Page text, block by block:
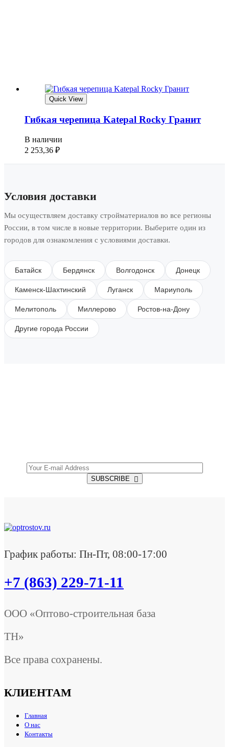
Quick View
Гибкая черепица Katepal Rocky Гранит
В наличии
2 253,36 ₽
Условия доставки
Мы осуществляем доставку стройматериалов во все регионы
России, в том числе в новые территории. Выберите один из
городов для ознакомления с условиями доставки.
Батайск Бердянск Волгодонск Донецк
Каменск-Шахтинский Луганск Мариуполь
Мелитополь Миллерово Ростов-на-Дону
Другие города России
SUBSCRIBE
График работы: Пн-Пт, 08:00-17:00
+7 (863) 229-71-11
ООО «Оптово-строительная база
ТН»
Все права сохранены.
КЛИЕНТАМ
Главная
О нас
Контакты